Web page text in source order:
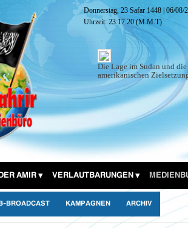
Donnerstag, 23 Safar 1448 06/08/
Uhrzeit: 23:17:21(M.M.T)
Die Lage im Sudan und die
amerikanischen
AMIR VERLAUTBARUNGEN
BROADCAST KAMPAGNEN ARCHIV